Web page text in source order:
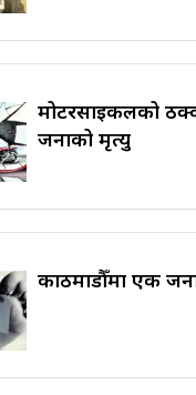
मोटरसाइकलको
जनाको मृत्यु
काठमाडौँमा एक